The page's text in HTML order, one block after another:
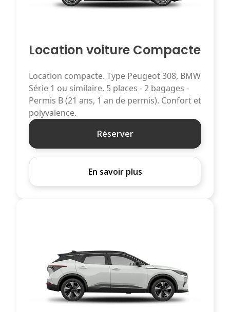
Location voiture Compacte
Location compacte. Type Peugeot 308, BMW
Série 1 ou similaire. 5 places - 2 bagages -
Permis B (21 ans, 1 an de permis). Confort et
polyvalence.
Réserver
En savoir plus